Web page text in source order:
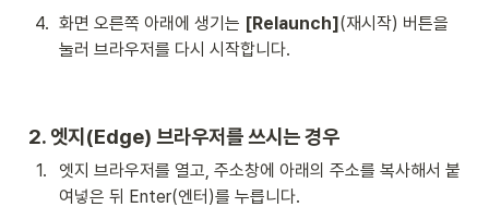
4. 화면 오른쪽 아래에 생기는 [Relaunch](재시작) 버튼을
눌러 브라우저를 다시 시작합니다.
2. 엣지(Edge) 브라우저를 쓰시는 경우
1.
엣지 브라우저를 열고, 주소창에 아래의 주소를 복사해서 붙
여넣은 뒤 Enter(엔터)를 누릅니다.